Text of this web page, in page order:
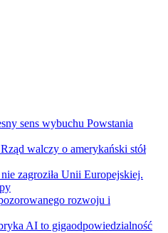
sens wybuchu Powstania
walczy o amerykański stół
zagroziła Unii Europejskiej.
rozwoju i
AI to gigaodpowiedzialność